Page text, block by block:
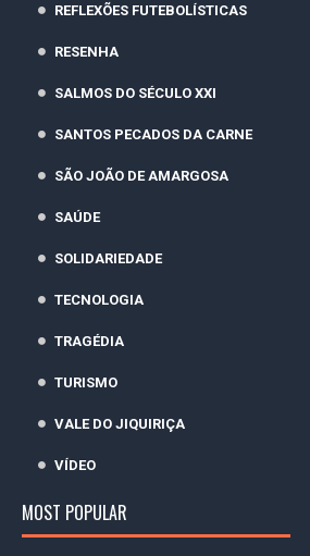
REFLEXÕES FUTEBOLÍSTICAS
RESENHA
SALMOS DO SÉCULO XXI
SANTOS PECADOS DA CARNE
SÃO JOÃO DE AMARGOSA
SAÚDE
SOLIDARIEDADE
TECNOLOGIA
TRAGÉDIA
TURISMO
VALE DO JIQUIRIÇA
VÍDEO
MOST POPULAR